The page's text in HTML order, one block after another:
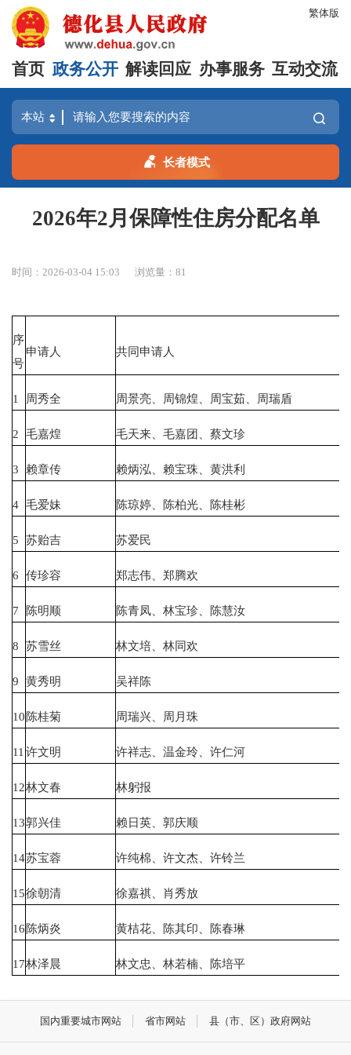
繁体版
首页 政务公开 解读回应 办事服务 互动交流
长者模式
2026年2月保障性住房分配名单
时间：2026-03-04 15:03 浏览量：81
序
号
申请人 共同申请人
1 周秀全 周景亮、周锦煌、周宝茹、周瑞盾
2 毛嘉煌 毛天来、毛嘉团、蔡文珍
3 赖章传 赖炳泓、赖宝珠、黄洪利
4 毛爱妹 陈琼婷、陈柏光、陈桂彬
5 苏贻吉 苏爱民
6 传珍容 郑志伟、郑腾欢
7 陈明顺 陈青凤、林宝珍、陈慧汝
8 苏雪丝 林文培、林同欢
9 黄秀明 吴祥陈
10陈桂菊 周瑞兴、周月珠
11 许文明 许祥志、温金玲、许仁河
12林文春 林躬报
13郭兴佳 赖日英、郭庆顺
14苏宝蓉 许纯棉、许文杰、许铃兰
15徐朝清 徐嘉祺、肖秀放
16陈炳炎 黄桔花、陈其印、陈春琳
17林泽晨 林文忠、林若楠、陈培平
国内重要城市网站 省市网站 县（市、区）政府网站